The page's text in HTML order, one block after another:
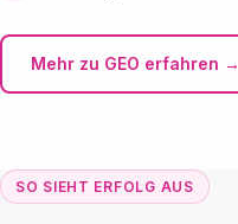
Mehr zu GEO erfahren →
SO SIEHT ERFOLG AUS